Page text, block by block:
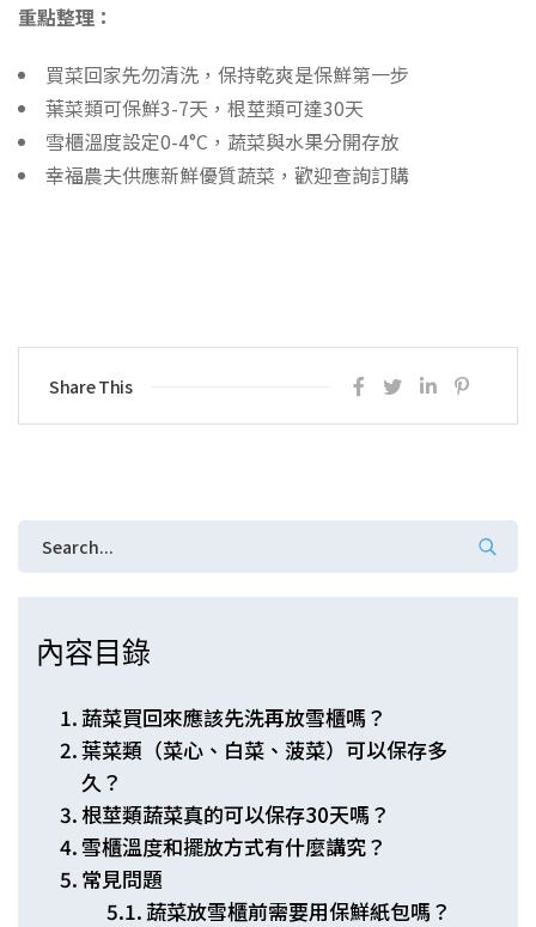
重點整理：
買菜回家先勿清洗，保持乾爽是保鮮第一步
葉菜類可保鮮3-7天，根莖類可達30天
雪櫃溫度設定0-4°C，蔬菜與水果分開存放
幸福農夫供應新鮮優質蔬菜，歡迎查詢訂購
Share This
內容目錄
蔬菜買回來應該先洗再放雪櫃嗎？
葉菜類（菜心、白菜、菠菜）可以保存多
久？
根莖類蔬菜真的可以保存30天嗎？
雪櫃溫度和擺放方式有什麼講究？
常見問題
蔬菜放雪櫃前需要用保鮮紙包嗎？